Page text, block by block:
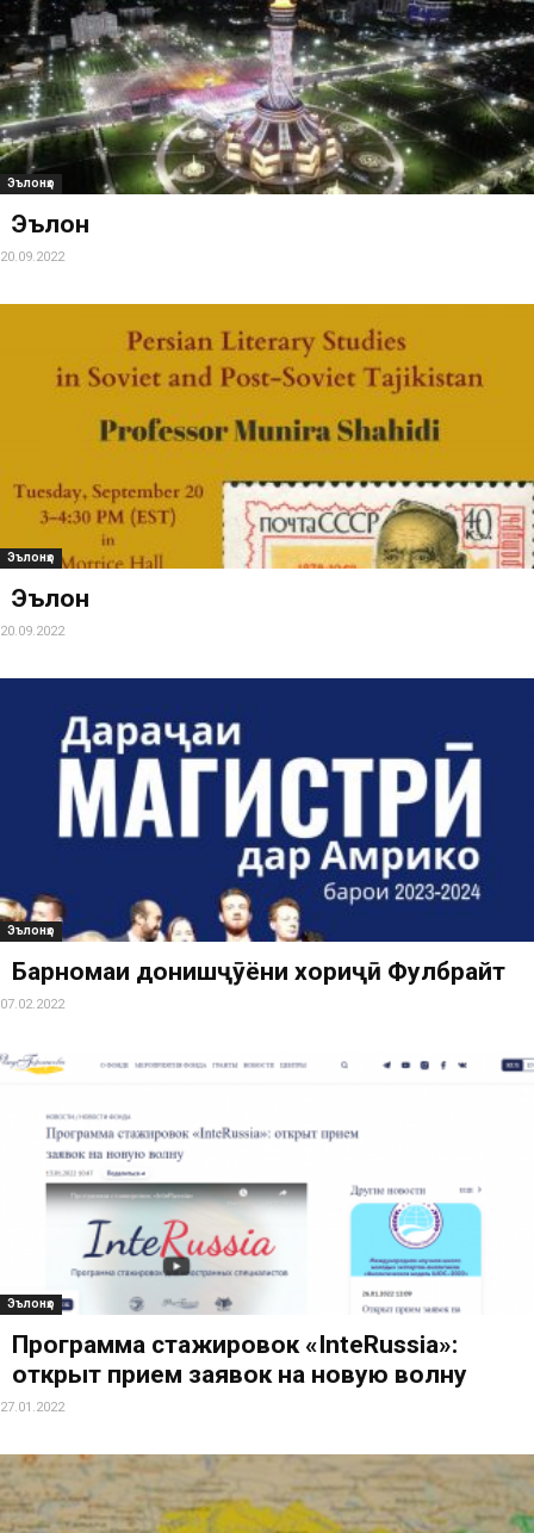
Эълонҳо
Эълон
20.09.2022
Эълонҳо
Эълон
20.09.2022
Эълонҳо
Барномаи донишҷӯёни хориҷӣ Фулбрайт
07.02.2022
Эълонҳо
Программа стажировок «InteRussia»:
открыт прием заявок на новую волну
27.01.2022